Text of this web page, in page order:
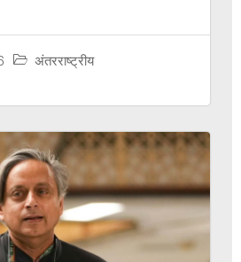
अंतरराष्ट्रीय